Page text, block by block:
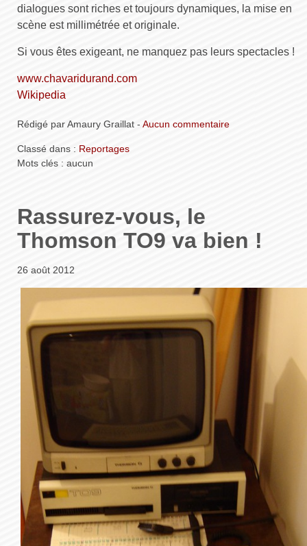
dialogues sont riches et toujours dynamiques, la mise en
scène est millimétrée et originale.
Si vous êtes exigeant, ne manquez pas leurs spectacles !
www.chavaridurand.com
Wikipedia
Rédigé par Amaury Graillat - Aucun commentaire
Classé dans : Reportages
Mots clés : aucun
Rassurez-vous, le
Thomson TO9 va bien !
26 août 2012